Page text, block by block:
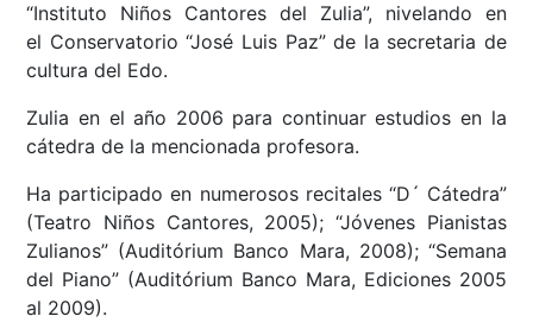
“Instituto Niños Cantores del Zulia”, nivelando en
el Conservatorio “José Luis Paz” de la secretaria de
cultura del Edo.
Zulia en el año 2006 para continuar estudios en la
cátedra de la mencionada profesora.
Ha participado en numerosos recitales “D´ Cátedra”
(Teatro Niños Cantores, 2005); “Jóvenes Pianistas
Zulianos” (Auditórium Banco Mara, 2008); “Semana
del Piano” (Auditórium Banco Mara, Ediciones 2005
al 2009).